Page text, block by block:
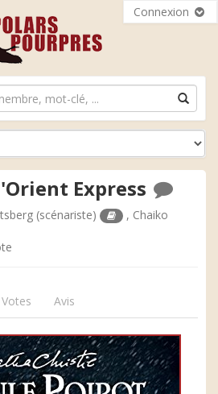
Connexion
Express
(scénariste) , Chaiko
Votes Avis